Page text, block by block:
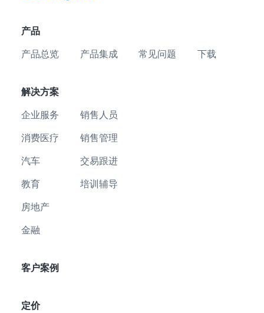
产品
产品总览 产品集成 常见问题 下载
解决方案
企业服务
消费医疗
汽车
教育
房地产
金融
销售人员
销售管理
交易跟进
培训辅导
客户案例
定价